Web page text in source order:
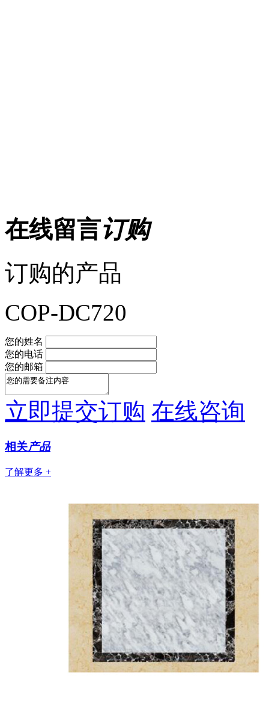
在线留言订购
订购的产品
COP-DC720
您的姓名
您的电话
您的邮箱
立即提交订购 在线咨询
相关产品
了解更多 +